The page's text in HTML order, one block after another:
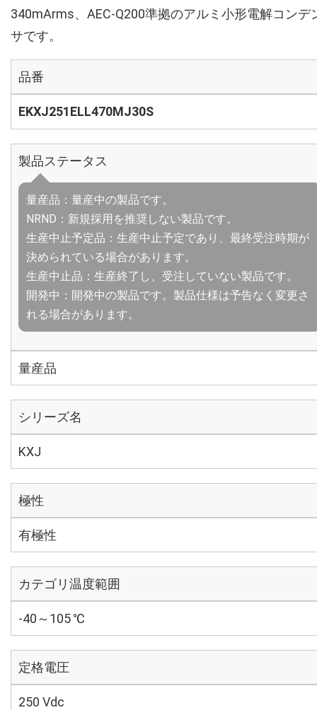
340mArms、AEC-Q200準拠のアルミ小形電解コンデ
サです。
品番
EKXJ251ELL470MJ30S
製品ステータス
量産品：量産中の製品です。
NRND：新規採用を推奨しない製品です。
生産中止予定品：生産中止予定であり、最終受注時期が
決められている場合があります。
生産中止品：生産終了し、受注していない製品です。
開発中：開発中の製品です。製品仕様は予告なく変更さ
れる場合があります。
量産品
シリーズ名
KXJ
極性
有極性
カテゴリ温度範囲
-40～105 ℃
定格電圧
250 Vdc